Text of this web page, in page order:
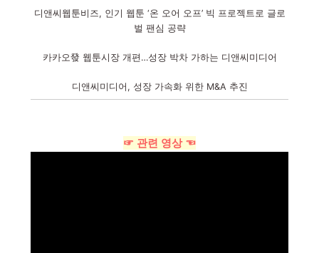
디앤씨웹툰비즈, 인기 웹툰 ‘온 오어 오프’ 빅 프로젝트로 글로
벌 팬심 공략
카카오發 웹툰시장 개편…성장 박차 가하는 디앤씨미디어
디앤씨미디어, 성장 가속화 위한 M&A 추진
☞ 관련 영상 ☜